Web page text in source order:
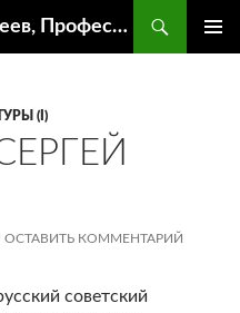
Архитектор Сергей Алексеев, Профессор кафедры ИА и АР ААИ ЮФУ
(I)
ОСТАВИТЬ КОММЕНТАРИЙ
советский